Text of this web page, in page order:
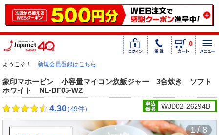
0
ようこそ！ 新規会員登録はこちら
象印マホービン 小容量マイコン炊飯ジャー 3合炊き ソフト
ホワイト NL-BF05-WZ
4.30（49件） WJD02-26294B
1 / 8